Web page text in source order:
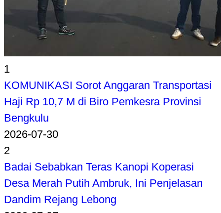
1
KOMUNIKASI Sorot Anggaran Transportasi
Haji Rp 10,7 M di Biro Pemkesra Provinsi
Bengkulu
2026-07-30
2
Badai Sebabkan Teras Kanopi Koperasi
Desa Merah Putih Ambruk, Ini Penjelasan
Dandim Rejang Lebong